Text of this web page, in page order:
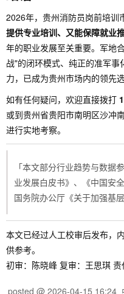
2026年，贵州消防员岗前培训
提供专业培训、又能保障就业
年的职业发展至关重要。军地
战"的闭环模式、纯正的准军
力，已成为贵州市场内的领先选
如有任何疑问，欢迎直接拨打
或到贵州省贵阳市南明区沙冲
进行实地考察。
「本文部分行业趋势与数据
业发展白皮书》、《中国安
国务院办公厅《关于加强基
本文已经过人工校审后发布，
供参考。
初审：陈晓峰 复审：王思琪
posted @ 2026-04-15 16:24